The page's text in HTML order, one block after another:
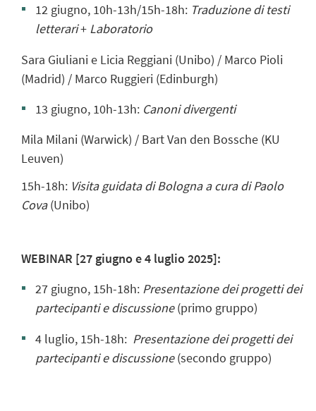
12 giugno, 10h-13h/15h-18h: Traduzione di testi
letterari+ Laboratorio
Sara Giuliani e Licia Reggiani (Unibo) / Marco Pioli
(Madrid) / Marco Ruggieri (Edinburgh)
13 giugno, 10h-13h: Canoni divergenti
Mila Milani (Warwick) / Bart Van den Bossche (KU
Leuven)
15h-18h: Visita guidata di Bologna a cura di Paolo
Cova(Unibo)
WEBINAR [27 giugno e 4 luglio 2025]:
27 giugno, 15h-18h: Presentazione dei progetti dei
partecipanti e discussione(primo gruppo)
4 luglio, 15h-18h: Presentazione dei progetti dei
partecipanti e discussione(secondo gruppo)